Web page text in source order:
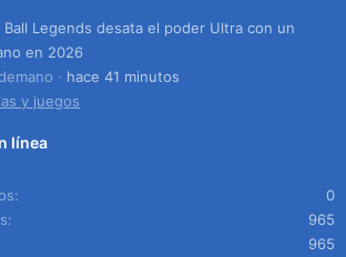
Ball Legends desata el poder Ultra con un
en 2026
hace 41 minutos
y juegos
línea
0
965
965